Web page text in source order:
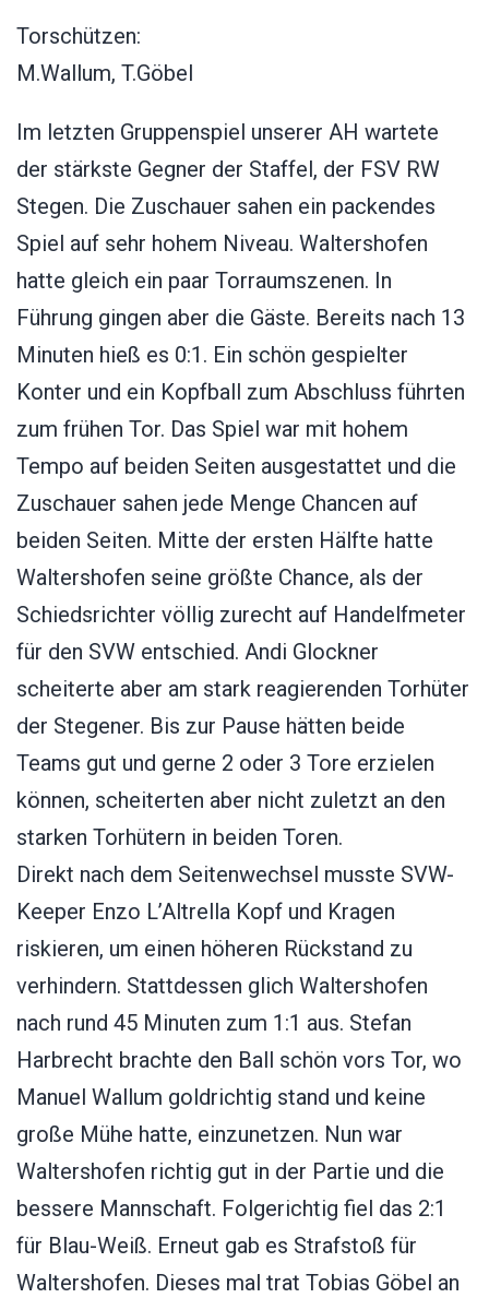
Torschützen:
M.Wallum, T.Göbel
Im letzten Gruppenspiel unserer AH wartete
der stärkste Gegner der Staffel, der FSV RW
Stegen. Die Zuschauer sahen ein packendes
Spiel auf sehr hohem Niveau. Waltershofen
hatte gleich ein paar Torraumszenen. In
Führung gingen aber die Gäste. Bereits nach 13
Minuten hieß es 0:1. Ein schön gespielter
Konter und ein Kopfball zum Abschluss führten
zum frühen Tor. Das Spiel war mit hohem
Tempo auf beiden Seiten ausgestattet und die
Zuschauer sahen jede Menge Chancen auf
beiden Seiten. Mitte der ersten Hälfte hatte
Waltershofen seine größte Chance, als der
Schiedsrichter völlig zurecht auf Handelfmeter
für den SVW entschied. Andi Glockner
scheiterte aber am stark reagierenden Torhüter
der Stegener. Bis zur Pause hätten beide
Teams gut und gerne 2 oder 3 Tore erzielen
können, scheiterten aber nicht zuletzt an den
starken Torhütern in beiden Toren.
Direkt nach dem Seitenwechsel musste SVW-
Keeper Enzo L’Altrella Kopf und Kragen
riskieren, um einen höheren Rückstand zu
verhindern. Stattdessen glich Waltershofen
nach rund 45 Minuten zum 1:1 aus. Stefan
Harbrecht brachte den Ball schön vors Tor, wo
Manuel Wallum goldrichtig stand und keine
große Mühe hatte, einzunetzen. Nun war
Waltershofen richtig gut in der Partie und die
bessere Mannschaft. Folgerichtig fiel das 2:1
für Blau-Weiß. Erneut gab es Strafstoß für
Waltershofen. Dieses mal trat Tobias Göbel an